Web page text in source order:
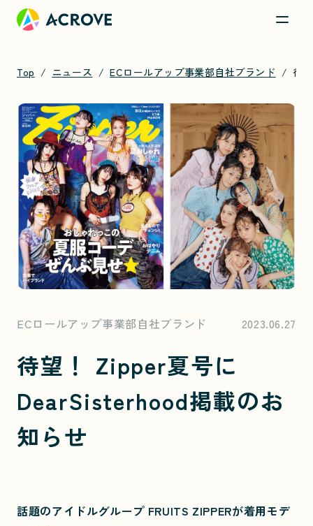
Top ニュース ECロールアップ事業部自社ブランド
ECロールアップ事業部自社ブランド 2023.06.27
待望！ Zipper夏号に
DearSisterhood掲載のお
知らせ
話題のアイドルグループ FRUITS ZIPPERが着用モデ